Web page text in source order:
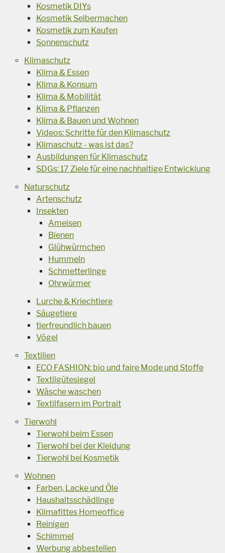
Kosmetik DIYs
Kosmetik Selbermachen
Kosmetik zum Kaufen
Sonnenschutz
Klimaschutz
Klima & Essen
Klima & Konsum
Klima & Mobilität
Klima & Pflanzen
Klima & Bauen und Wohnen
Videos: Schritte für den Klimaschutz
Klimaschutz - was ist das?
Ausbildungen für Klimaschutz
SDGs: 17 Ziele für eine nachhaltige Entwicklung
Naturschutz
Artenschutz
Insekten
Ameisen
Bienen
Glühwürmchen
Hummeln
Schmetterlinge
Ohrwürmer
Lurche & Kriechtiere
Säugetiere
tierfreundlich bauen
Vögel
Textilien
ECO FASHION: bio und faire Mode und Stoffe
Textilgütesiegel
Wäsche waschen
Textilfasern im Portrait
Tierwohl
Tierwohl beim Essen
Tierwohl bei der Kleidung
Tierwohl bei Kosmetik
Wohnen
Farben, Lacke und Öle
Haushaltsschädlinge
Klimafittes Homeoffice
Reinigen
Schimmel
Werbung abbestellen